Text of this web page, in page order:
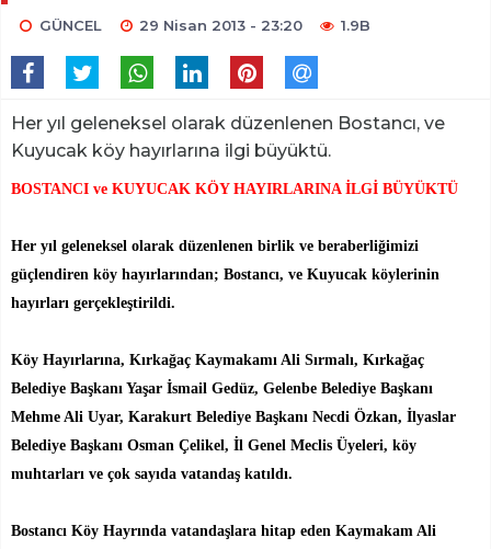
GÜNCEL 29 Nisan 2013 - 23:20 1.9B
Her yıl geleneksel olarak düzenlenen Bostancı, ve
Kuyucak köy hayırlarına ilgi büyüktü.
BOSTANCI ve KUYUCAK KÖY HAYIRLARINA İLGİ BÜYÜKTÜ
Her yıl geleneksel olarak düzenlenen birlik ve beraberliğimizi
güçlendiren köy hayırlarından; Bostancı, ve Kuyucak köylerinin
hayırları gerçekleştirildi.
Köy Hayırlarına, Kırkağaç Kaymakamı Ali Sırmalı, Kırkağaç
Belediye Başkanı Yaşar İsmail Gedüz, Gelenbe Belediye Başkanı
Mehme Ali Uyar, Karakurt Belediye Başkanı Necdi Özkan, İlyaslar
Belediye Başkanı Osman Çelikel, İl Genel Meclis Üyeleri, köy
muhtarları ve çok sayıda vatandaş katıldı.
Bostancı Köy Hayrında vatandaşlara hitap eden Kaymakam Ali